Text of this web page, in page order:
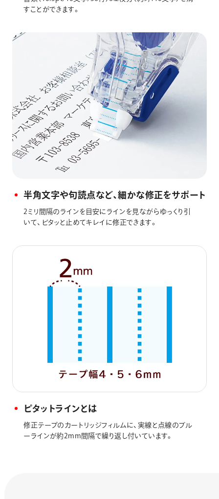
すことができます。
半角文字や句読点など、細かな修正をサポート
2ミリ間隔のラインを目安にラインを見ながらゆっくり引
いて、ピタッと止めてキレイに修正できます。
ピタットラインとは
修正テープのカートリッジフィルムに、実線と点線のブル
ーラインが約2mm間隔で繰り返し付いています。